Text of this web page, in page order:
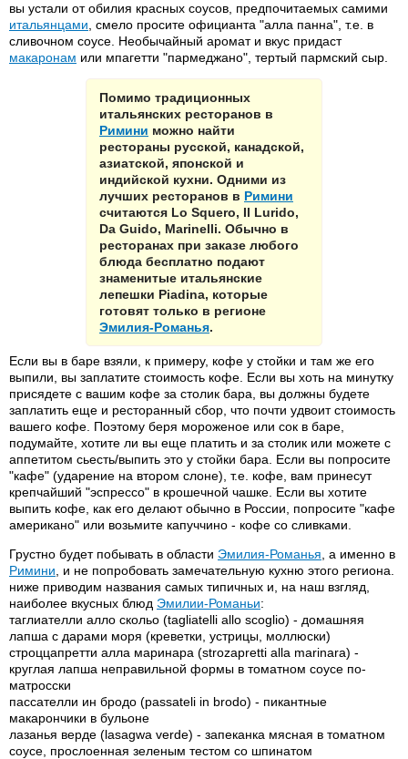
вы устали от обилия красных соусов, предпочитаемых самими
итальянцами , смело просите официанта "алла панна", т.е. в
сливочном соусе. Необычайный аромат и вкус придаст
макаронам или мпагетти "пармеджано", тертый пармский сыр.
Помимо традиционных
итальянских ресторанов в
Римини можно найти
рестораны русской, канадской,
азиатской, японской и
индийской кухни. Одними из
лучших ресторанов в Римини
считаются Lo Squero, Il Lurido,
Da Guido, Marinelli. Обычно в
ресторанах при заказе любого
блюда бесплатно подают
знаменитые итальянские
лепешки Piadina, которые
готовят только в регионе
Эмилия-Романья.
Если вы в баре взяли, к примеру, кофе у стойки и там же его
выпили, вы заплатите стоимость кофе. Если вы хоть на минутку
присядете с вашим кофе за столик бара, вы должны будете
заплатить еще и ресторанный сбор, что почти удвоит стоимость
вашего кофе. Поэтому беря мороженое или сок в баре,
подумайте, хотите ли вы еще платить и за столик или можете с
аппетитом сьесть/выпить это у стойки бара. Если вы попросите
"кафе" (ударение на втором слоне), т.е. кофе, вам принесут
крепчайший "эспрессо" в крошечной чашке. Если вы хотите
выпить кофе, как его делают обычно в России, попросите "кафе
американо" или возьмите капуччино - кофе со сливками.
Грустно будет побывать в области Эмилия-Романья , а именно в
Римини , и не попробовать замечательную кухню этого региона.
ниже приводим названия самых типичных и, на наш взгляд,
наиболее вкусных блюд Эмилии-Романьи:
таглиателли алло скольо (tagliatelli allo scoglio) - домашняя
лапша с дарами моря (креветки, устрицы, моллюски)
строццапретти алла маринара (strozapretti alla marinara) -
круглая лапша неправильной формы в томатном соусе по-
матросски
пассателли ин бродо (passateli in brodo) - пикантные
макарончики в бульоне
лазанья верде (lasagwa verde) - запеканка мясная в томатном
соусе, прослоенная зеленым тестом со шпинатом